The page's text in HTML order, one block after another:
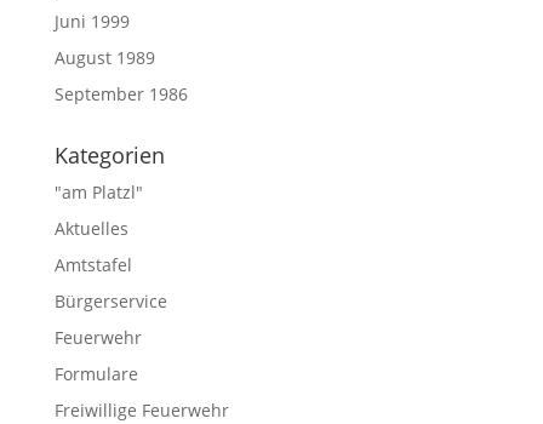
Juni 1999
August 1989
September 1986
Kategorien
"am Platzl"
Aktuelles
Amtstafel
Bürgerservice
Feuerwehr
Formulare
Freiwillige Feuerwehr